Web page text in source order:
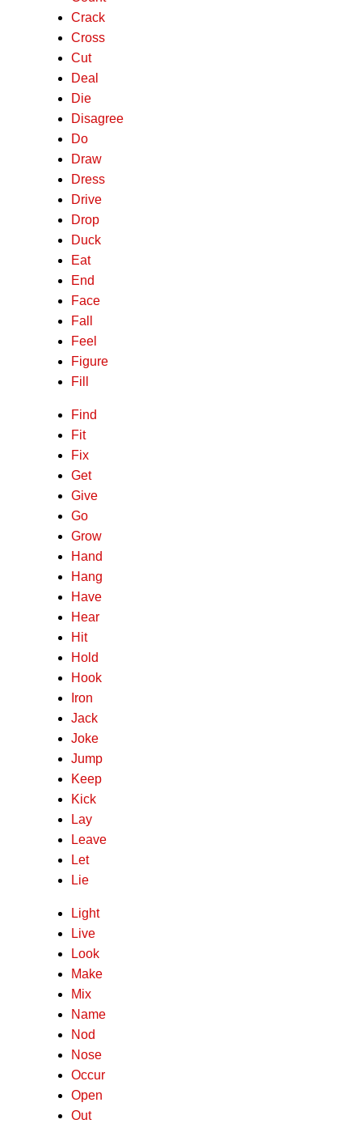
Crack
Cross
Cut
Deal
Die
Disagree
Do
Draw
Dress
Drive
Drop
Duck
Eat
End
Face
Fall
Feel
Figure
Fill
Find
Fit
Fix
Get
Give
Go
Grow
Hand
Hang
Have
Hear
Hit
Hold
Hook
Iron
Jack
Joke
Jump
Keep
Kick
Lay
Leave
Let
Lie
Light
Live
Look
Make
Mix
Name
Nod
Nose
Occur
Open
Out